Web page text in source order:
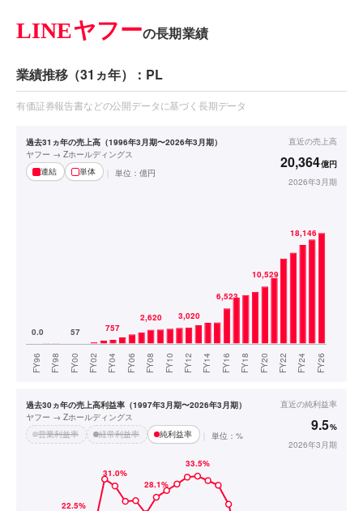
LINEヤフーの長期業績
業績推移（31ヵ年）：PL
有価証券報告書などの公開データに基づく長期データ
過去31ヵ年の売上高（1996年3月期〜2026年3月期）
ヤフー → Zホールディングス
連結
単体 単位： 億円
直近の売上高
20,364億円
2026年3月期
過去30ヵ年の売上高利益率（1997年3月期〜2026年3月期）
ヤフー → Zホールディングス
営業利益率
経常利益率 純利益率 単位：%
直近の純利益率
9.5%
2026年3月期